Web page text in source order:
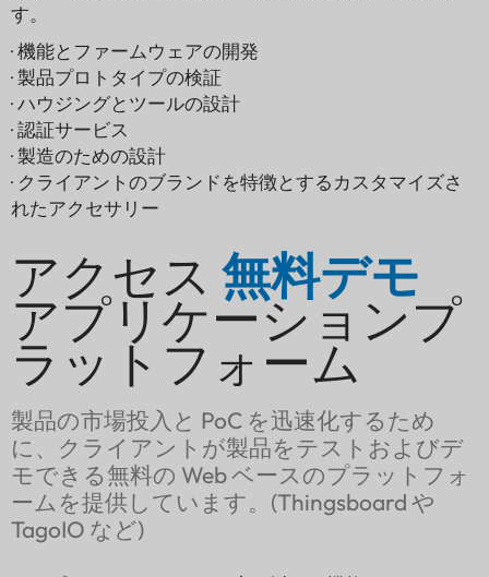
す。
· 機能とファームウェアの開発
· 製品プロトタイプの検証
· ハウジングとツールの設計
· 認証サービス
· 製造のための設計
· クライアントのブランドを特徴とするカスタマイズさ
れたアクセサリー
アクセス 無料デモ
アプリケーションプ
ラットフォーム
製品の市場投入と PoC を迅速化するため
に、クライアントが製品をテストおよびデ
モできる無料の Web ベースのプラットフォ
ームを提供しています。(Thingsboard や
TagoIO など)